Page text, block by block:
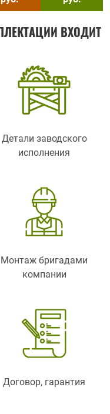
ВХОДИТ
Детали заводского
исполнения
Монтаж бригадами
компании
Договор, гарантия